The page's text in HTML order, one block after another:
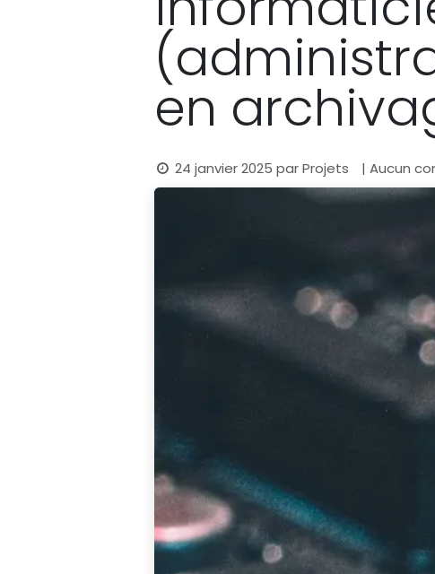
en
24 janvier 2025 parProjets | Aucun